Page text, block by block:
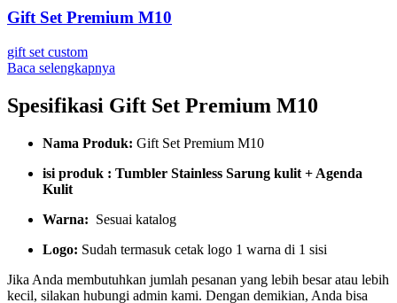
Gift Set Premium M10
gift set custom
Baca selengkapnya
Spesifikasi Gift Set Premium M10
Nama Produk: Gift Set Premium M10
isi produk : Tumbler Stainless Sarung kulit + Agenda
Kulit
Warna: Sesuai katalog
Logo: Sudah termasuk cetak logo 1 warna di 1 sisi
Jika Anda membutuhkan jumlah pesanan yang lebih besar atau lebih
kecil, silakan hubungi admin kami. Dengan demikian, Anda bisa